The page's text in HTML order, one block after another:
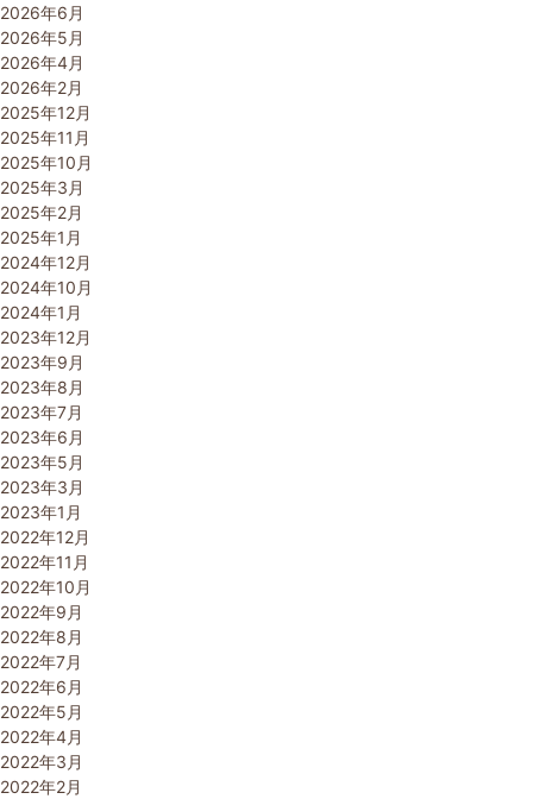
2026年6月
2026年5月
2026年4月
2026年2月
2025年12月
2025年11月
2025年10月
2025年3月
2025年2月
2025年1月
2024年12月
2024年10月
2024年1月
2023年12月
2023年9月
2023年8月
2023年7月
2023年6月
2023年5月
2023年3月
2023年1月
2022年12月
2022年11月
2022年10月
2022年9月
2022年8月
2022年7月
2022年6月
2022年5月
2022年4月
2022年3月
2022年2月